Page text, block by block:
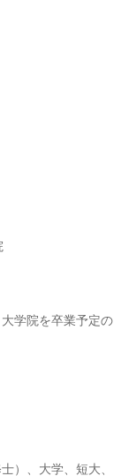
学院を卒業予定の
）、大学、短大、